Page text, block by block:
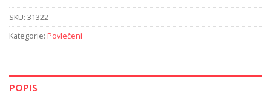
SKU: 31322
Kategorie: Povlečení
POPIS